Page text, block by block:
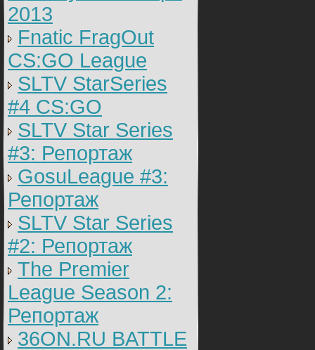
2013
Fnatic FragOut
CS:GO League
SLTV StarSeries
#4 CS:GO
SLTV Star Series
#3: Репортаж
GosuLeague #3:
Репортаж
SLTV Star Series
#2: Репортаж
The Premier
League Season 2:
Репортаж
36ON.RU BATTLE